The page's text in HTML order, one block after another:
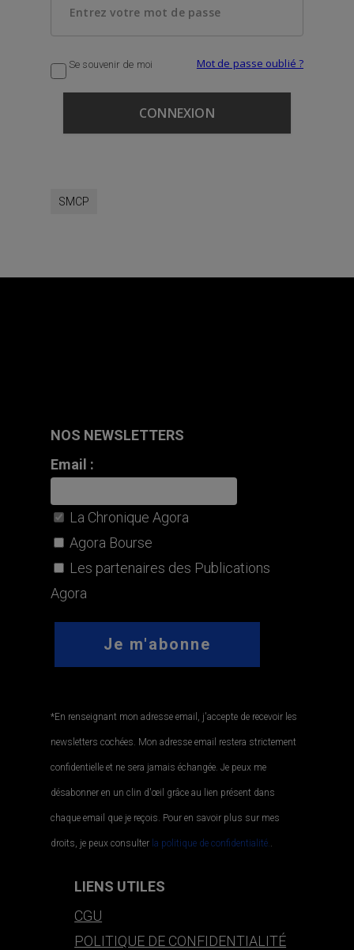
Se souvenir de moi Mot de passe oublié ?
SMCP
NOS NEWSLETTERS
Email :
La Chronique Agora
Agora Bourse
Les partenaires des Publications
Agora
*En renseignant mon adresse email, j'accepte de recevoir les
newsletters cochées. Mon adresse email restera strictement
confidentielle et ne sera jamais échangée. Je peux me
désabonner en un clin d'œil grâce au lien présent dans
chaque email que je reçois. Pour en savoir plus sur mes
droits, je peux consulter la politique de confidentialité..
LIENS UTILES
CGU
POLITIQUE DE CONFIDENTIALITÉ